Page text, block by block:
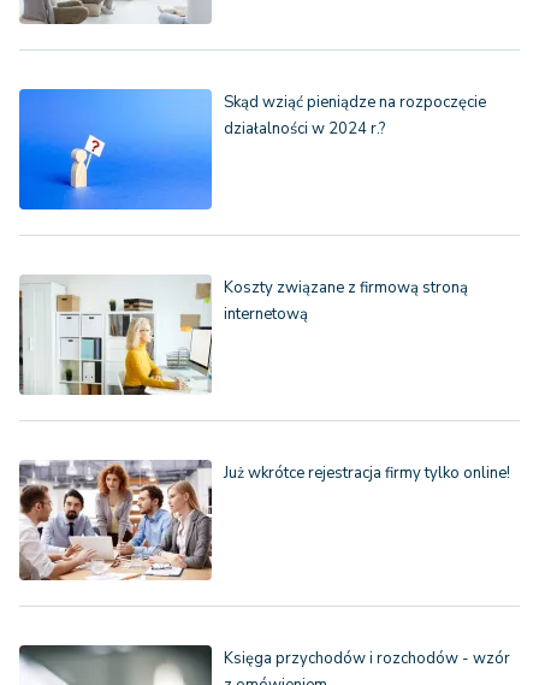
Skąd wziąć pieniądze na rozpoczęcie
działalności w 2024 r.?
Koszty związane z firmową stroną
internetową
Już wkrótce rejestracja firmy tylko online!
Księga przychodów i rozchodów - wzór